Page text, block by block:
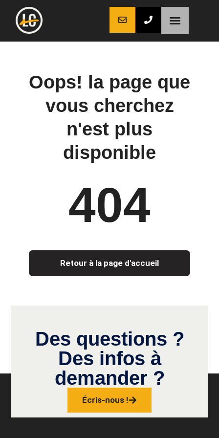
Oops! la page que
vous cherchez
n'est plus
disponible
404
Retour à la page d'accueil
Des questions ?
Des infos à
demander ?
Écris-nous !